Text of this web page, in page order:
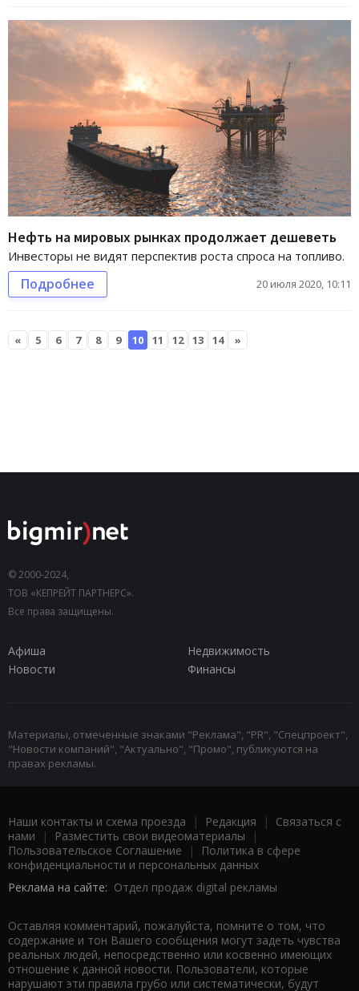
Нефть на мировых рынках продолжает дешеветь
Инвесторы не видят перспектив роста спроса на топливо.
Подробнее 20 июля 2020, 10:11
« 5 6 7 8 9 10 11 12 13 14 »
© 2000-2024,
ТОВ «КЕПРЕЙТ ПАРТНЕРС».
Все права защищены.
Афиша
Недвижимость
Новости
Финансы
Материалы, отмеченные знаками "Реклама", "PR", "Спецпроект",
"Новости компаний", "Актуально", "Промо", публикуются на
правах рекламы.
Наши контакты и схема проезда | Редакция | Связаться с
нами | Разместить свои видеоматериалы |
Пользовательское Соглашение |
Политика в сфере
конфиденциальности и персональных данных
Реклама на сайте: Отдел продаж digital рекламы
Оставляя комментарий, пожалуйста, помните о том, что
содержание и тон Вашего сообщения могут задеть чувства
реальных людей, непосредственно или косвенно имеющих
отношение к данной новости. Пользователи, которые
нарушают эти правила грубо или систематически, будут